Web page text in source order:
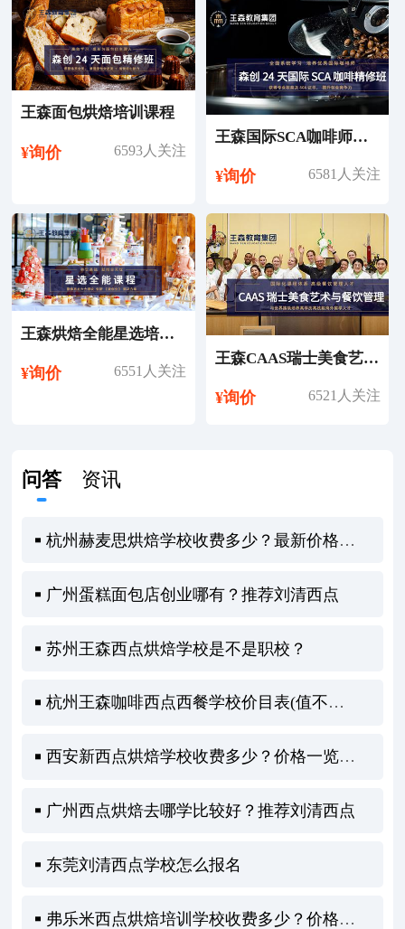
王森面包烘焙培训课程
¥询价 6593人关注
王森国际SCA咖啡师考证培训课程
¥询价 6581人关注
王森烘焙全能星选培训课程
¥询价 6551人关注
王森CAAS瑞士美食艺术与餐饮管理专业留学
¥询价 6521人关注
问答 资讯
杭州赫麦思烘焙学校收费多少？最新价格一览表来啦！
广州蛋糕面包店创业哪有？推荐刘清西点
苏州王森西点烘焙学校是不是职校？
杭州王森咖啡西点西餐学校价目表(值不值得报名)
西安新西点烘焙学校收费多少？价格一览全解析！
广州西点烘焙去哪学比较好？推荐刘清西点
东莞刘清西点学校怎么报名
弗乐米西点烘焙培训学校收费多少？价格一览全解析！